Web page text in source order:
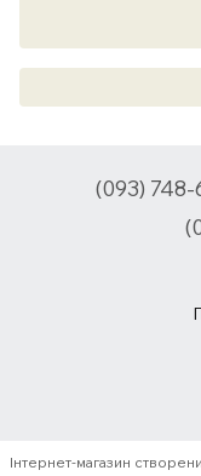
(093)
Інтернет-магазин